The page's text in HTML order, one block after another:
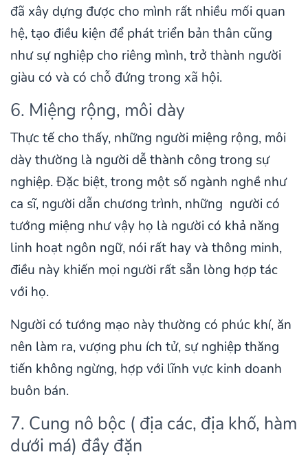
đã xây dựng được cho mình rất nhiều mối quan
hệ, tạo điều kiện để phát triển bản thân cũng
như sự nghiệp cho riêng mình, trở thành người
giàu có và có chỗ đứng trong xã hội.
6. Miệng rộng, môi dày
Thực tế cho thấy, những người miệng rộng, môi
dày thường là người dễ thành công trong sự
nghiệp. Đặc biệt, trong một số ngành nghề như
ca sĩ, người dẫn chương trình, những người có
tướng miệng như vậy họ là người có khả năng
linh hoạt ngôn ngữ, nói rất hay và thông minh,
điều này khiến mọi người rất sẵn lòng hợp tác
với họ.
Người có tướng mạo này thường có phúc khí, ăn
nên làm ra, vượng phu ích tử, sự nghiệp thăng
tiến không ngừng, hợp với lĩnh vực kinh doanh
buôn bán.
7. Cung nô bộc ( địa các, địa khố, hàm
dưới má) đầy đặn